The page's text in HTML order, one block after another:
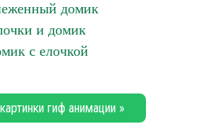
домик
и домик
с елочкой
гиф анимации »